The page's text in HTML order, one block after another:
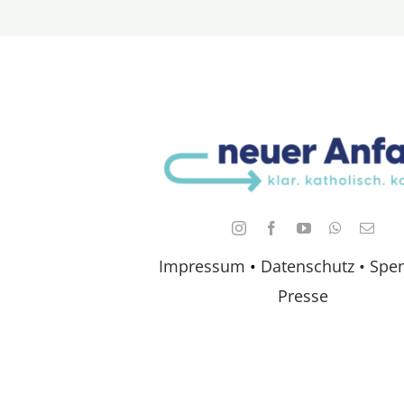
Impressum • Datenschutz •
Presse